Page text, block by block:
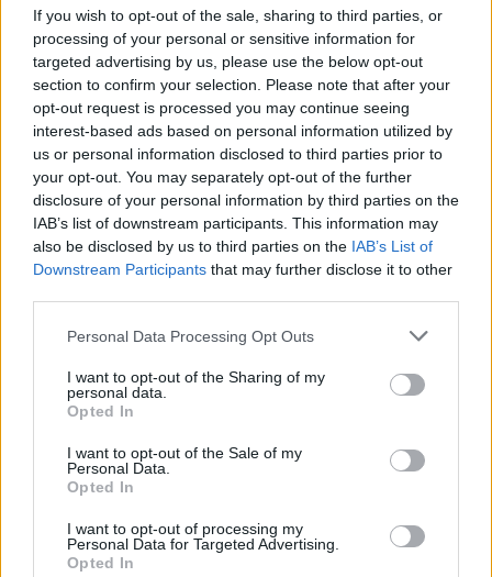
If you wish to opt-out of the sale, sharing to third parties, or
processing of your personal or sensitive information for
targeted advertising by us, please use the below opt-out
section to confirm your selection. Please note that after your
opt-out request is processed you may continue seeing
interest-based ads based on personal information utilized by
us or personal information disclosed to third parties prior to
your opt-out. You may separately opt-out of the further
disclosure of your personal information by third parties on the
IAB’s list of downstream participants. This information may
also be disclosed by us to third parties on the IAB’s List of
Downstream Participants that may further disclose it to other
Personal Data Processing Opt Outs
I want to opt-out of the Sharing of my
personal data.
Opted In
I want to opt-out of the Sale of my
Personal Data.
Opted In
I want to opt-out of processing my
Personal Data for Targeted Advertising.
Opted In
bryggarkanalen.
– Ja det finns ju ganska tydliga indikationer på vad jag
borde jobba med, säger han med ett leende.
Men ölkarriären började faktiskt i barbranschen. Han fick
jobb på BierTemple, en av Amsterdams bästa barer.
– Det är mycket amerikansk öl där och vi kom i kontakt med
nya smaker. Många bryggare och hembryggare kommer till
baren och jag blev nyfiken på processen, säger han.